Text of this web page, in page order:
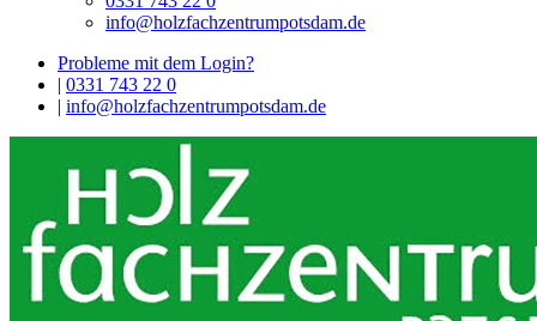
info@holzfachzentrumpotsdam.de
Probleme mit dem Login?
| 0331 743 22 0
| info@holzfachzentrumpotsdam.de